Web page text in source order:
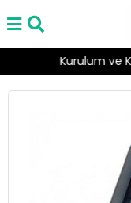
Kurulum ve